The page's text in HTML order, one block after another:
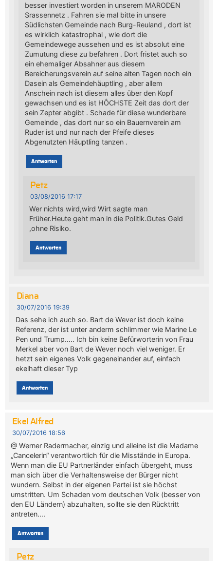
besser investiert worden in unserem MARODEN
Srassennetz . Fahren sie mal bitte in unsere
Südlichsten Gemeinde nach Burg-Reuland , dort ist
es wirklich katastrophal , wie dort die
Gemeindewege aussehen und es ist absolut eine
Zumutung diese zu befahren . Dort fristet auch so
ein ehemaliger Absahner aus diesem
Bereicherungsverein auf seine alten Tagen noch ein
Dasein als Gemeindehäuptling , aber allem
Anschein nach ist diesem alles über den Kopf
gewachsen und es ist HÔCHSTE Zeit das dort der
sein Zepter abgibt . Schade für diese wunderbare
Gemeinde , das dort nur so ein Bauernverein am
Ruder ist und nur nach der Pfeife dieses
Abgenutzten Häuptling tanzen .
Antworten
Petz
03/08/2016 17:17
Wer nichts wird,wird Wirt sagte man
Früher.Heute geht man in die Politik.Gutes Geld
,ohne Risiko.
Antworten
Diana
30/07/2016 19:39
Das sehe ich auch so. Bart de Wever ist doch keine
Referenz, der ist unter anderm schlimmer wie Marine Le
Pen und Trump….. Ich bin keine Befürworterin von Frau
Merkel aber von Bart de Wever noch viel weniger. Er
hetzt sein eigenes Volk gegeneinander auf, einfach
ekelhaft dieser Typ
Antworten
Ekel Alfred
30/07/2016 18:56
@ Werner Radermacher, einzig und alleine ist die Madame
„Cancelerin“ verantwortlich für die Misstände in Europa.
Wenn man die EU Partnerländer einfach übergeht, muss
man sich über die Verhaltensweise der Bürger nicht
wundern. Selbst in der eigenen Partei ist sie höchst
umstritten. Um Schaden vom deutschen Volk (besser von
den EU Ländern) abzuhalten, sollte sie den Rücktritt
antreten….
Antworten
Petz